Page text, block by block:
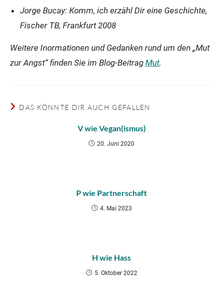
Jorge Bucay: Komm, ich erzähl Dir eine Geschichte,
Fischer TB, Frankfurt 2008
Weitere Inormationen und Gedanken rund um den „Mut
zur Angst“ finden Sie im Blog-Beitrag Mut.
DAS KÖNNTE DIR AUCH GEFALLEN
V wie Vegan(ismus)
20. Juni 2020
P wie Partnerschaft
4. Mai 2023
H wie Hass
5. Oktober 2022